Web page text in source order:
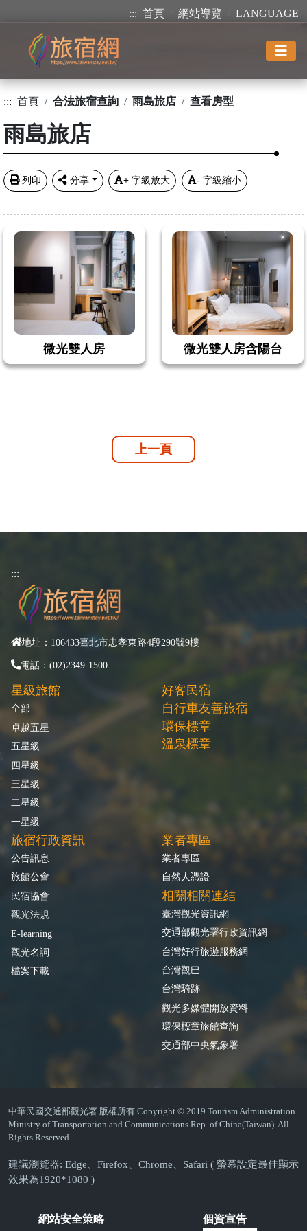
::: 首頁 網站導覽 LANGUAGE
::: 首頁 合法旅宿查詢 雨島旅店 查看房型
雨島旅店
列印 分享 + 字級放大 - 字級縮小
微光雙人房 微光雙人房含陽台
上一頁
:::
地址：106433臺北市忠孝東路4段290號9樓
電話：(02)2349-1500
星級旅館
全部
卓越五星
五星級
四星級
三星級
二星級
一星級
好客民宿
自行車友善旅宿
環保標章
溫泉標章
旅宿行政資訊
公告訊息
旅館公會
民宿協會
觀光法規
E-learning
觀光名詞
檔案下載
業者專區
業者專區
自然人憑證
相關相關連結
臺灣觀光資訊網
交通部觀光署行政資訊網
台灣好行旅遊服務網
台灣觀巴
台灣騎跡
觀光多媒體開放資料
環保標章旅館查詢
交通部中央氣象署
中華民國交通部觀光署 版權所有 Copyright © 2019 Tourism Administration
Ministry of Transportation and Communications Rep. of China(Taiwan). All
Rights Reserved.
建議瀏覽器: Edge、Firefox、Chrome、Safari ( 螢幕設定最佳顯示
效果為1920*1080 )
網站安全策略 個資宣告